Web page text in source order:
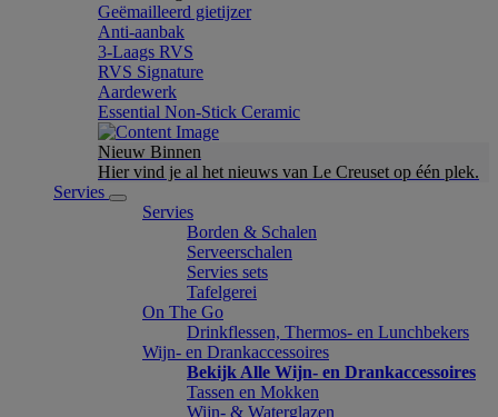
Geëmailleerd gietijzer
Anti-aanbak
3-Laags RVS
RVS Signature
Aardewerk
Essential Non-Stick Ceramic
Nieuw Binnen
Hier vind je al het nieuws van Le Creuset op één plek.
Servies
Servies
Borden & Schalen
Serveerschalen
Servies sets
Tafelgerei
On The Go
Drinkflessen, Thermos- en Lunchbekers
Wijn- en Drankaccessoires
Bekijk Alle Wijn- en Drankaccessoires
Tassen en Mokken
Wijn- & Waterglazen